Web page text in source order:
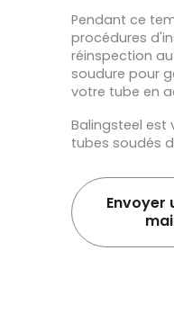
Pendant ce
procédures
réinspection
soudure pour
votre tube en
Balingsteel est
tubes soudés
Envoyer